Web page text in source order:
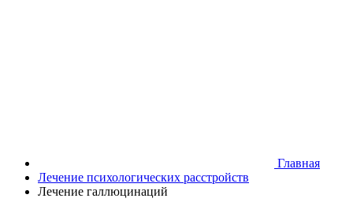
Главная
Лечение психологических расстройств
Лечение галлюцинаций